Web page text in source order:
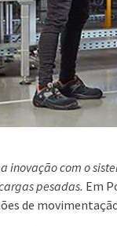
inovação com o
pesadas. Em
de